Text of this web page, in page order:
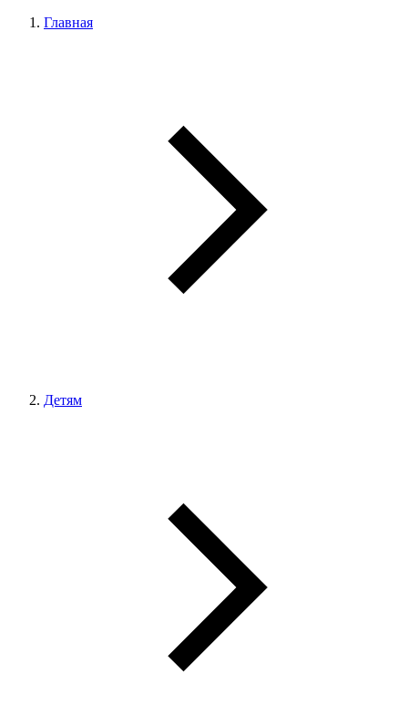
Главная
Детям